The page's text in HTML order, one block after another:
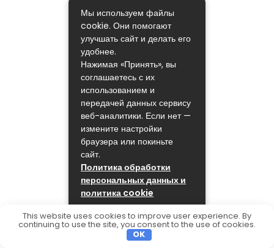
Мы используем файлы
cookie. Они помогают
улучшать сайт и делать его
удобнее.
Нажимая «Принять», вы
соглашаетесь с их
использованием и
передачей данных сервису
веб-аналитики. Если нет —
измените настройки
браузера или покиньте
сайт.
Политика обработки
персональных данных и
политика cookie
ПРИНЯТЬ
This website uses cookies to improve user experience. By
continuing to use the site, you consent to the use of cookies.
OK